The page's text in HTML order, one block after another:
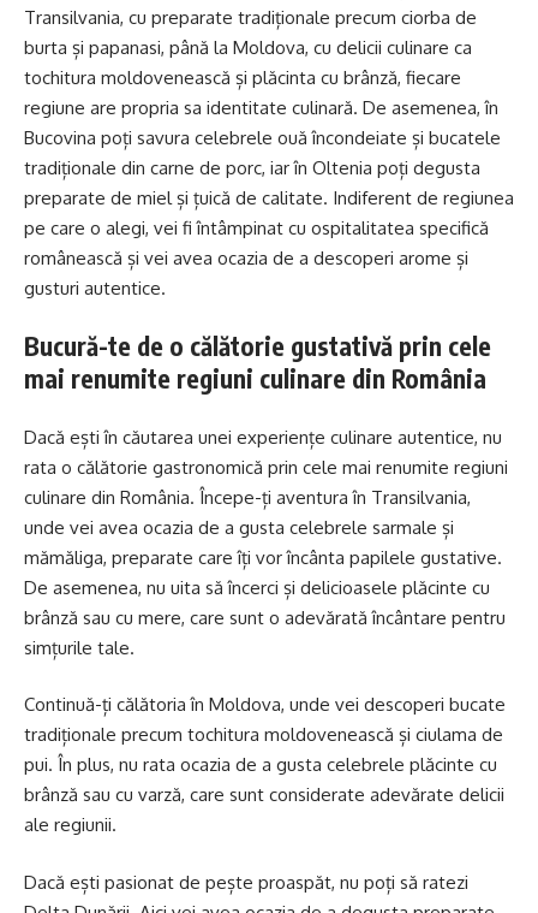
Transilvania, cu preparate tradiționale precum ciorba de
burta și papanasi, până la Moldova, cu delicii culinare ca
tochitura moldovenească și plăcinta cu brânză, fiecare
regiune are propria sa identitate culinară. De asemenea, în
Bucovina poți savura celebrele ouă încondeiate și bucatele
tradiționale din carne de porc, iar în Oltenia poți degusta
preparate de miel și țuică de calitate. Indiferent de regiunea
pe care o alegi, vei fi întâmpinat cu ospitalitatea specifică
românească și vei avea ocazia de a descoperi arome și
gusturi autentice.
Bucură-te de o călătorie gustativă prin cele
mai renumite regiuni culinare din România
Dacă ești în căutarea unei experiențe culinare autentice, nu
rata o călătorie gastronomică prin cele mai renumite regiuni
culinare din România. Începe-ți aventura în Transilvania,
unde vei avea ocazia de a gusta celebrele sarmale și
mămăliga, preparate care îți vor încânta papilele gustative.
De asemenea, nu uita să încerci și delicioasele plăcinte cu
brânză sau cu mere, care sunt o adevărată încântare pentru
simțurile tale.
Continuă-ți călătoria în Moldova, unde vei descoperi bucate
tradiționale precum tochitura moldovenească și ciulama de
pui. În plus, nu rata ocazia de a gusta celebrele plăcinte cu
brânză sau cu varză, care sunt considerate adevărate delicii
ale regiunii.
Dacă ești pasionat de pește proaspăt, nu poți să ratezi